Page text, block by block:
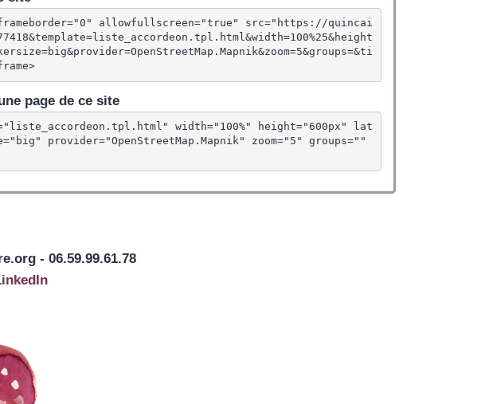
frameborder="0" allowfullscreen="true" src="https://quincai
page de ce site
width="100%" height="600px" lat
provider="OpenStreetMap.Mapnik" zoom="5" groups=""
- 06.59.99.61.78